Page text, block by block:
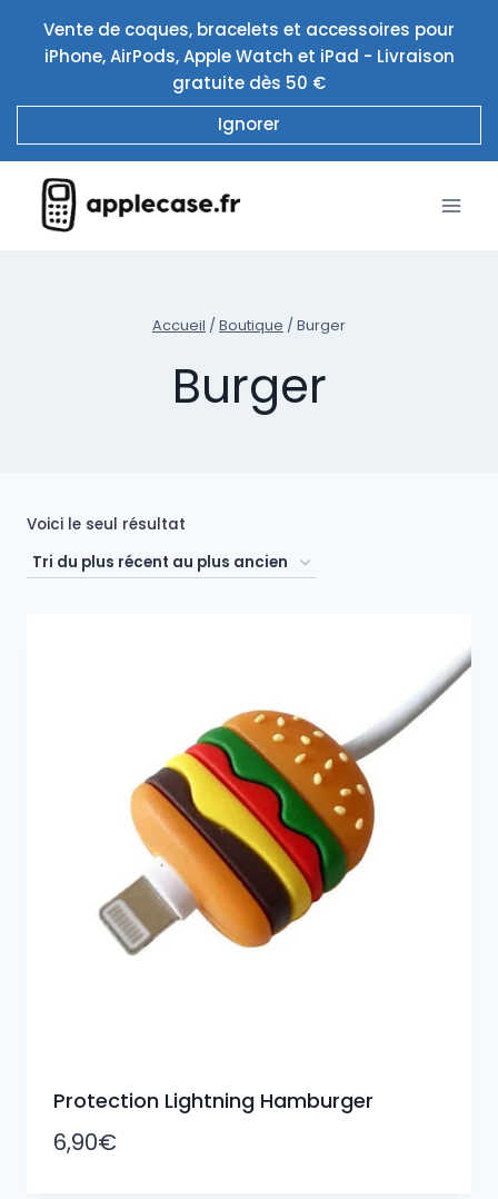
contenu
Vente de coques, bracelets et accessoires pour
iPhone, AirPods, Apple Watch et iPad - Livraison
gratuite dès 50 €
Ignorer
Accueil / Boutique / Burger
Burger
Voici le seul résultat
Protection Lightning Hamburger
6,90€